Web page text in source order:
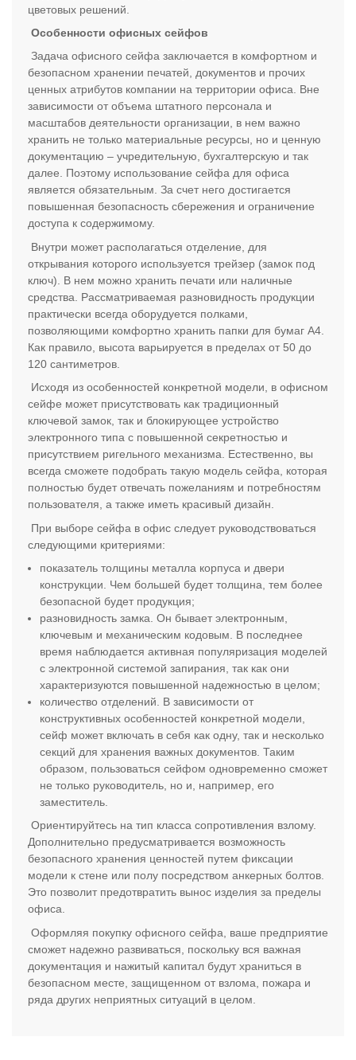
цветовых решений.
Особенности офисных сейфов
Задача офисного сейфа заключается в комфортном и
безопасном хранении печатей, документов и прочих
ценных атрибутов компании на территории офиса. Вне
зависимости от объема штатного персонала и
масштабов деятельности организации, в нем важно
хранить не только материальные ресурсы, но и ценную
документацию – учредительную, бухгалтерскую и так
далее. Поэтому использование сейфа для офиса
является обязательным. За счет него достигается
повышенная безопасность сбережения и ограничение
доступа к содержимому.
Внутри может располагаться отделение, для
открывания которого используется трейзер (замок под
ключ). В нем можно хранить печати или наличные
средства. Рассматриваемая разновидность продукции
практически всегда оборудуется полками,
позволяющими комфортно хранить папки для бумаг А4.
Как правило, высота варьируется в пределах от 50 до
120 сантиметров.
Исходя из особенностей конкретной модели, в офисном
сейфе может присутствовать как традиционный
ключевой замок, так и блокирующее устройство
электронного типа с повышенной секретностью и
присутствием ригельного механизма. Естественно, вы
всегда сможете подобрать такую модель сейфа, которая
полностью будет отвечать пожеланиям и потребностям
пользователя, а также иметь красивый дизайн.
При выборе сейфа в офис следует руководствоваться
следующими критериями:
показатель толщины металла корпуса и двери
конструкции. Чем большей будет толщина, тем более
безопасной будет продукция;
разновидность замка. Он бывает электронным,
ключевым и механическим кодовым. В последнее
время наблюдается активная популяризация моделей
с электронной системой запирания, так как они
характеризуются повышенной надежностью в целом;
количество отделений. В зависимости от
конструктивных особенностей конкретной модели,
сейф может включать в себя как одну, так и несколько
секций для хранения важных документов. Таким
образом, пользоваться сейфом одновременно сможет
не только руководитель, но и, например, его
заместитель.
Ориентируйтесь на тип класса сопротивления взлому.
Дополнительно предусматривается возможность
безопасного хранения ценностей путем фиксации
модели к стене или полу посредством анкерных болтов.
Это позволит предотвратить вынос изделия за пределы
офиса.
Оформляя покупку офисного сейфа, ваше предприятие
сможет надежно развиваться, поскольку вся важная
документация и нажитый капитал будут храниться в
безопасном месте, защищенном от взлома, пожара и
ряда других неприятных ситуаций в целом.